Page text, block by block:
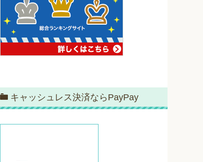
キャッシュレス決済ならPayPay